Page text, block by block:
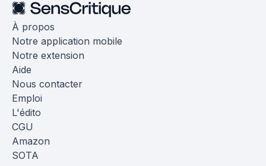
À propos
Notre application mobile
Notre extension
Aide
Nous contacter
Emploi
L'édito
CGU
Amazon
SOTA